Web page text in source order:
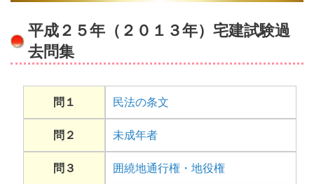
平成２５年（２０１３年）宅建試験過
去問集
問１ 民法の条文
問２ 未成年者
問３ 囲繞地通行権・地役権